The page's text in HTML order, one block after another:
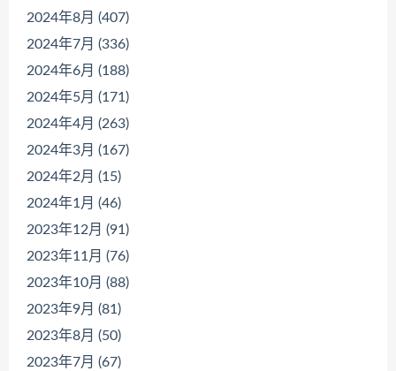
2024年8月 (407)
2024年7月 (336)
2024年6月 (188)
2024年5月 (171)
2024年4月 (263)
2024年3月 (167)
2024年2月 (15)
2024年1月 (46)
2023年12月 (91)
2023年11月 (76)
2023年10月 (88)
2023年9月 (81)
2023年8月 (50)
2023年7月 (67)